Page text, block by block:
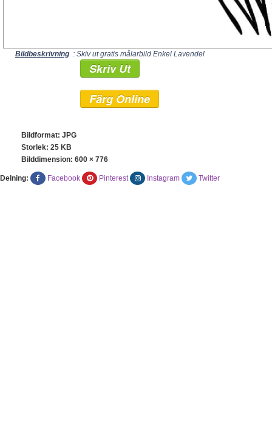
Bildbeskrivning : Skiv ut gratis målarbild Enkel Lavendel
Skriv Ut
Färg Online
Bildformat: JPG
Storlek: 25 KB
Bilddimension: 600 × 776
Delning: Facebook Pinterest Instagram Twitter